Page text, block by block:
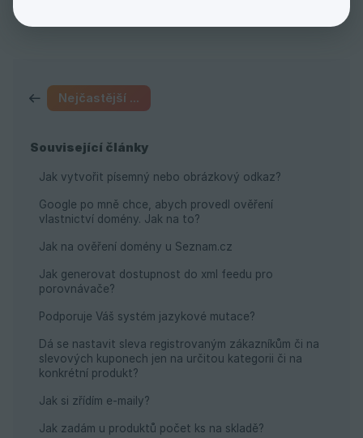
Nejčastější dotazy
Související články
Jak vytvořit písemný nebo obrázkový odkaz?
Google po mně chce, abych provedl ověření
vlastnictví domény. Jak na to?
Jak na ověření domény u Seznam.cz
Jak generovat dostupnost do xml feedu pro
porovnávače?
Podporuje Váš systém jazykové mutace?
Dá se nastavit sleva registrovaným zákazníkům či na
slevových kuponech jen na určitou kategorii či na
konkrétní produkt?
Jak si zřídím e-maily?
Jak zadám u produktů počet ks na skladě?